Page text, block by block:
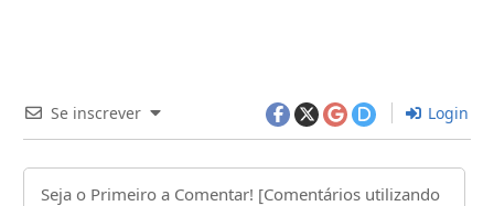
Se inscrever Login